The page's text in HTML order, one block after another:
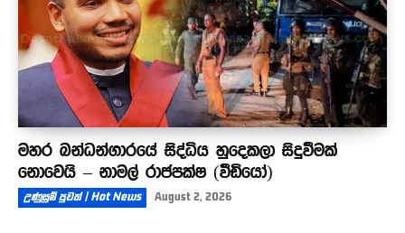
මහර බන්ධන්ගාරයේ සිද්ධිය හුදෙකලා සිදුවීමක්
නොවෙයි – නාමල් රාජපක්ෂ (වීඩියෝ)
උණුසුම් පුවත් | Hot News August 2, 2026